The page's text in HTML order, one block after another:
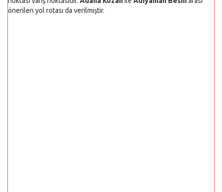
önerilen yol rotası da verilmiştir.